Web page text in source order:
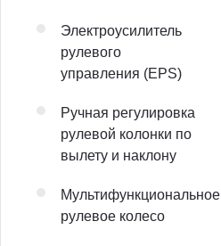
Электроусилитель
рулевого
управления (EPS)
Ручная регулировка
рулевой колонки по
вылету и наклону
Мультифункциональное
рулевое колесо